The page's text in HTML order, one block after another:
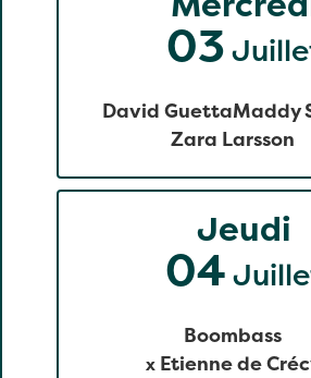
03
David GuettaMaddy
Zara Larsson
Jeudi
04
Boombass
xEtienne de